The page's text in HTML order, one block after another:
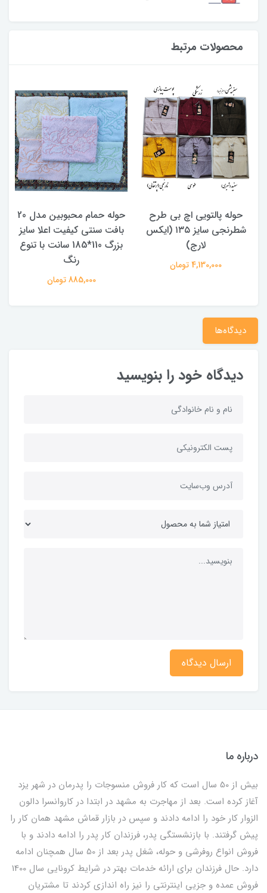
محصولات مرتبط
حوله پالتویی اچ بی طرح
شطرنجی سایز ۱۳۵ (ایکس
لارج)
4,130,000 تومان
حوله حمام محبوبین مدل 20
بافت سنتی کیفیت اعلا سایز
بزرگ 110*185 سانت با تنوع
رنگ
885,000 تومان
دیدگاه‌ها
دیدگاه خود را بنویسید
ارسال دیدگاه
درباره ما
بیش از 50 سال است که کار فروش منسوجات را پدرمان در شهر یزد
آغاز کرده است. بعد از مهاجرت به مشهد در ابتدا در کاروانسرا دالون
الزوار کار خود را ادامه دادند و سپس در بازار قماش مشهد همان کار را
پیش گرفتند. با بازنشستگی پدر، فرزندان کار پدر را ادامه دادند و با
فروش انواع روفرشی و حوله، شغل پدر بعد از 50 سال همچنان ادامه
دارد. حال فرزندان برای ارائه خدمات بهتر در شرایط کرونایی سال 1400
فروش عمده و جزیی اینترنتی را نیز راه اندازی کردند تا مشتریان